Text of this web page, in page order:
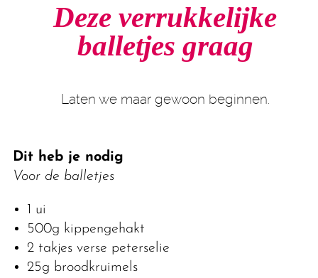
Deze verrukkelijke
balletjes graag
Laten we maar gewoon beginnen.
Dit heb je nodig
Voor de balletjes
1 ui
500g kippengehakt
2 takjes verse peterselie
25g broodkruimels